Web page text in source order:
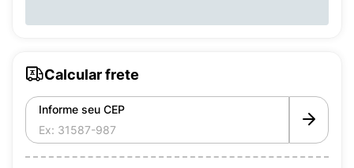
Calcular frete
Informe seu CEP